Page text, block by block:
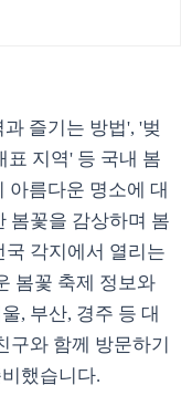
즐기는 방법', '벚
표 지역' 등 국내 봄
아름다운 명소에 대
봄꽃을 감상하며 봄
각지에서 열리는
봄꽃 축제 정보와
, 부산, 경주 등 대
구와 함께 방문하기
했습니다.